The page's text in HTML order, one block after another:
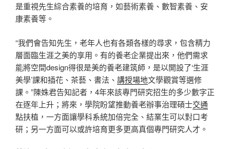
是重視先生綜合素養的培育，如藝術素養、數智素養、安
康素養等。
“我們會告知先生，老年人也有各類各樣的尋求，包含精力
層面臨生涯之美的享用。有的養老企業提出來，他們需求
能將空間design得很是美的養老建筑師，是以開設了‘生涯
美學’課和插花、茶藝、書法、 講授場地文學觀賞等選修
課。”陳姝君告知記者，4年來該專門研究招生的多少數字正
在逐年上升；將來，學院盼望推動養老辦事治理碩士交通
點扶植，一方面讓學科系統加倍完全、結業生可以對口考
研；另一方面可以或許培育更多更高真個專門研究人才。